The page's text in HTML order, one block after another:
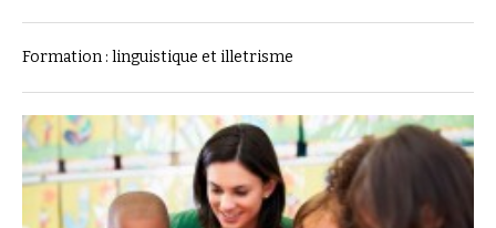
Formation : linguistique et illetrisme